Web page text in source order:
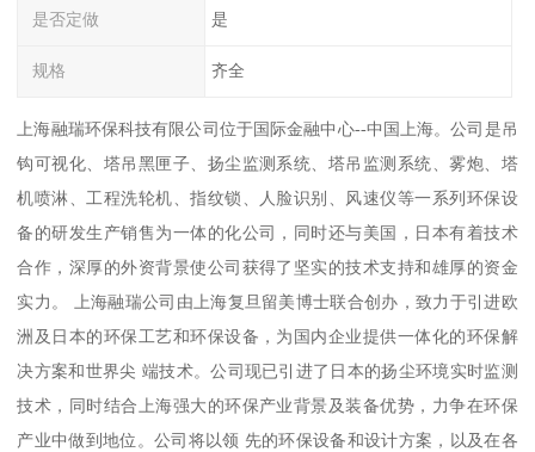
是否定做 是
规格 齐全
上海融瑞环保科技有限公司位于国际金融中心--中国上海。公司是吊
钩可视化、塔吊黑匣子、扬尘监测系统、塔吊监测系统、雾炮、塔
机喷淋、工程洗轮机、指纹锁、人脸识别、风速仪等一系列环保设
备的研发生产销售为一体的化公司，同时还与美国，日本有着技术
合作，深厚的外资背景使公司获得了坚实的技术支持和雄厚的资金
实力。 上海融瑞公司由上海复旦留美博士联合创办，致力于引进欧
洲及日本的环保工艺和环保设备，为国内企业提供一体化的环保解
决方案和世界尖 端技术。公司现已引进了日本的扬尘环境实时监测
技术，同时结合上海强大的环保产业背景及装备优势，力争在环保
产业中做到地位。公司将以领 先的环保设备和设计方案，以及在各